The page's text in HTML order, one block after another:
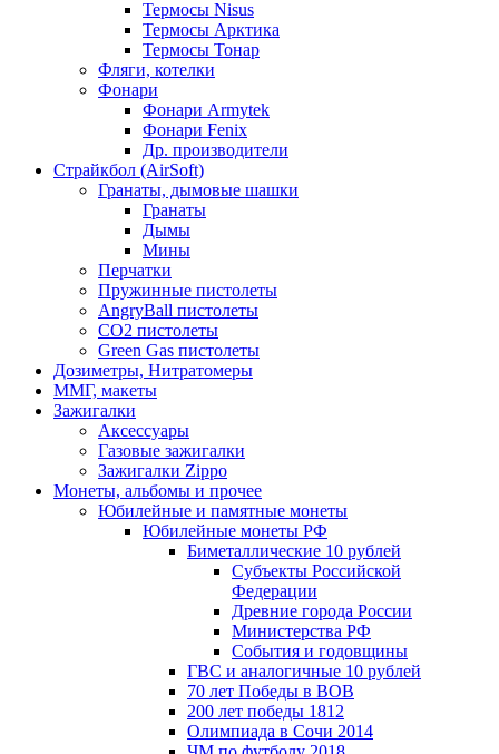
Термосы Nisus
Термосы Арктика
Термосы Тонар
Фляги, котелки
Фонари
Фонари Armytek
Фонари Fenix
Др. производители
Страйкбол (AirSoft)
Гранаты, дымовые шашки
Гранаты
Дымы
Мины
Перчатки
Пружинные пистолеты
AngryBall пистолеты
CO2 пистолеты
Green Gas пистолеты
Дозиметры, Нитратомеры
ММГ, макеты
Зажигалки
Аксессуары
Газовые зажигалки
Зажигалки Zippo
Монеты, альбомы и прочее
Юбилейные и памятные монеты
Юбилейные монеты РФ
Биметаллические 10 рублей
Субъекты Российской
Федерации
Древние города России
Министерства РФ
События и годовщины
ГВС и аналогичные 10 рублей
70 лет Победы в ВОВ
200 лет победы 1812
Олимпиада в Сочи 2014